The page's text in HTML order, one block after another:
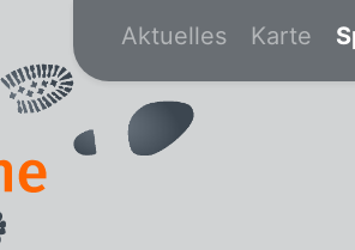
Zur
Aktuelles Karte